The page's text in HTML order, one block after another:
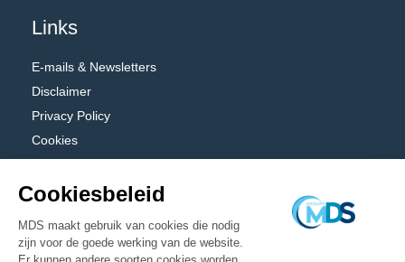
Links
E-mails & Newsletters
Disclaimer
Privacy Policy
Cookies
Algemene voorwaarden